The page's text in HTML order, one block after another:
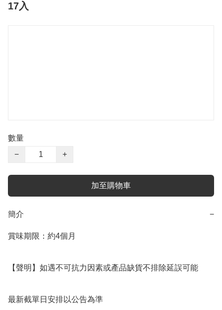
17入
數量
−
+
加至購物車
簡介 −
賞味期限：約4個月
【聲明】如遇不可抗力因素或產品缺貨不排除延誤可能
最新截單日安排以公告為準